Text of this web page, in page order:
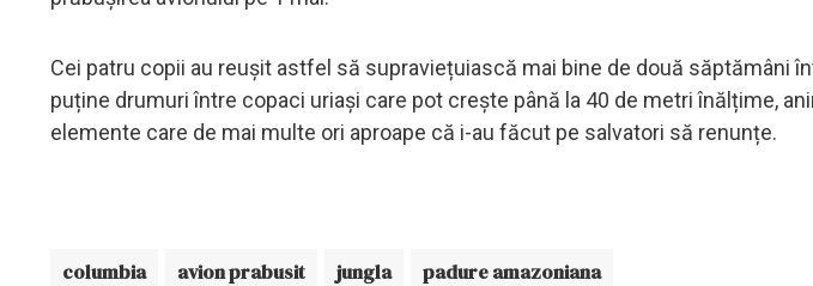
Cei patru copii au reușit astfel să supraviețuiască mai bine de două săptămâni
puține drumuri între copaci uriași care pot crește până la 40 de metri înălțime,
elemente care de mai multe ori aproape că i-au făcut pe salvatori să renunțe.
columbia avion prabusit jungla padure amazoniana